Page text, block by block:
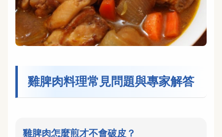
雞脾肉料理常見問題與專家解答
雞脾肉怎麼煎才不會破皮？